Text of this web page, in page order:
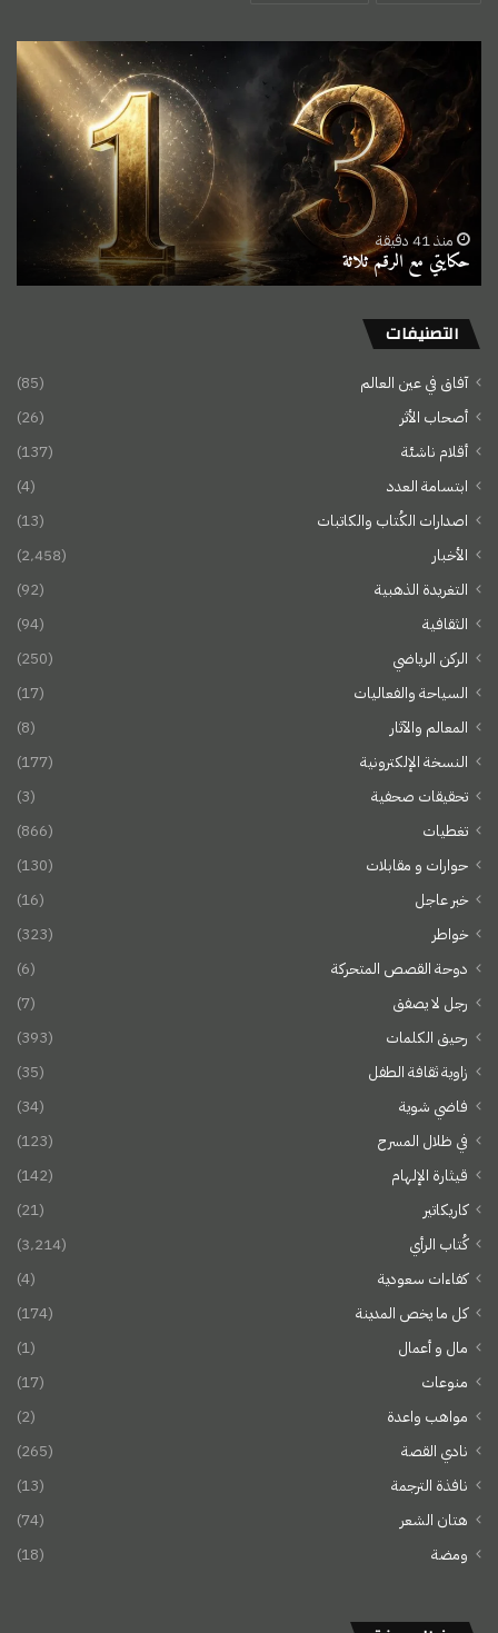
مع
ثلاثة
منذ 41 دقيقة
حكايتي مع الرقم ثلاثة
التصنيفات
آفاق في عين العالم
(85)
أصحاب الأثر
(26)
أقلام ناشئة
(137)
ابتسامة العدد
(4)
اصدارات الكُتاب والكاتبات
(13)
الأخبار
(2٬458)
التغريدة الذهبية
(92)
الثقافية
(94)
الركن الرياضي
(250)
السياحة والفعاليات
(17)
المعالم والآثار
(8)
النسخة الإلكترونية
(177)
تحقيقات صحفية
(3)
تغطيات
(866)
حوارات و مقابلات
(130)
خبر عاجل
(16)
خواطر
(323)
دوحة القصص المتحركة
(6)
رجل لا يصفق
(7)
رحيق الكلمات
(393)
زاوية ثقافة الطفل
(35)
فاضي شوية
(34)
في ظلال المسرح
(123)
قيثارة الإلهام
(142)
كاريكاتير
(21)
كُتاب الرأي
(3٬214)
كفاءات سعودية
(4)
كل ما يخص المدينة
(174)
مال و أعمال
(1)
منوعات
(17)
مواهب واعدة
(2)
نادي القصة
(265)
نافذة الترجمة
(13)
هتان الشعر
(74)
ومضة
(18)